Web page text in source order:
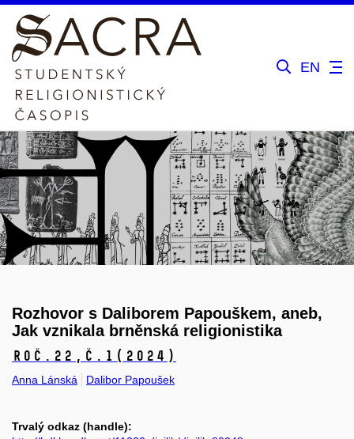
EN
Rozhovor s Daliborem Papouškem, aneb,
Jak vznikala brněnská religionistika
Roč.22, č.1 (2024)
Anna Lánská Dalibor Papoušek
Trvalý odkaz (handle):